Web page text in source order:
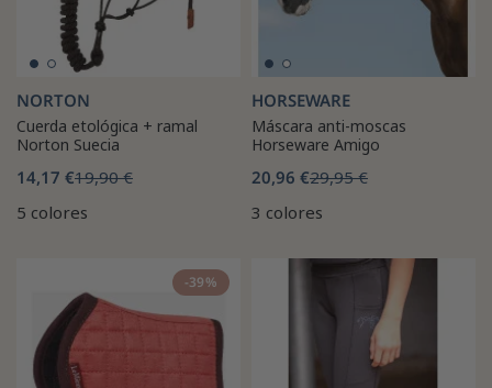
NORTON
Cuerda etológica + ramal
Norton Suecia
14,17 €19,90 €
5 colores
HORSEWARE
Máscara anti-moscas
Horseware Amigo
20,96 €29,95 €
3 colores
-39%